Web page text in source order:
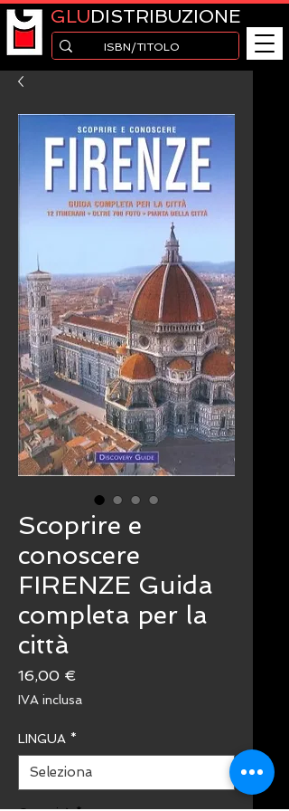
GLUDISTRIBUZIONE
Scoprire e
conoscere
FIRENZE Guida
completa per la
città
16,00 €
IVA inclusa
LINGUA *